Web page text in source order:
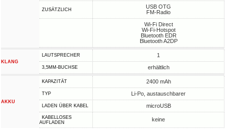
ZUSÄTZLICH
USB OTG
FM-Radio
Wi-Fi Direct
Wi-Fi-Hotspot
Bluetooth EDR
Bluetooth A2DP
KLANG
LAUTSPRECHER 1
3,5MM-BUCHSE erhältlich
AKKU
KAPAZITÄT 2400 mAh
TYP Li-Po, austauschbarer
LADEN ÜBER KABEL microUSB
KABELLOSES
AUFLADEN
keine